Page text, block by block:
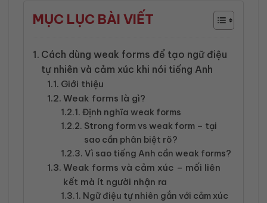
MỤC LỤC BÀI VIẾT
Cách dùng weak forms để tạo ngữ điệu
tự nhiên và cảm xúc khi nói tiếng Anh
Giới thiệu
Weak forms là gì?
Định nghĩa weak forms
Strong form vs weak form – tại
sao cần phân biệt rõ?
Vì sao tiếng Anh cần weak forms?
Weak forms và cảm xúc – mối liên
kết mà ít người nhận ra
Ngữ điệu tự nhiên gắn với cảm xúc